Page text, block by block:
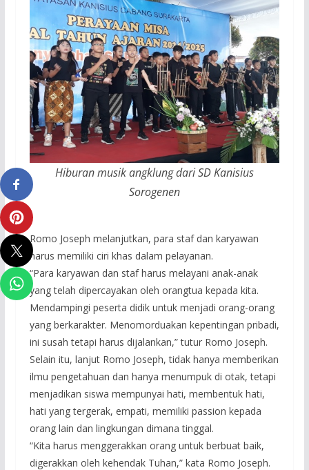
Hiburan musik angklung dariSD Kanisius
Sorogenen
Romo Joseph melanjutkan, para staf dan karyawan
harus memiliki ciri khas dalam pelayanan.
“Para karyawan dan staf harus melayani anak-anak
yang telah dipercayakan oleh orangtua kepada kita.
Mendampingi peserta didik untuk menjadi orang-orang
yang berkarakter. Menomorduakan kepentingan pribadi,
ini susah tetapi harus dijalankan,” tutur Romo Joseph.
Selain itu, lanjut Romo Joseph, tidak hanya memberikan
ilmu pengetahuan dan hanya menumpuk di otak, tetapi
menjadikan siswa mempunyai hati, membentuk hati,
hati yang tergerak, empati, memiliki passion kepada
orang lain dan lingkungan dimana tinggal.
“Kita harus menggerakkan orang untuk berbuat baik,
digerakkan oleh kehendak Tuhan,” kata Romo Joseph.